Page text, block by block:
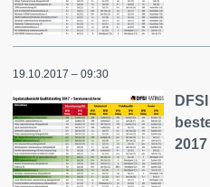
19.10.2017 – 09:30
2017